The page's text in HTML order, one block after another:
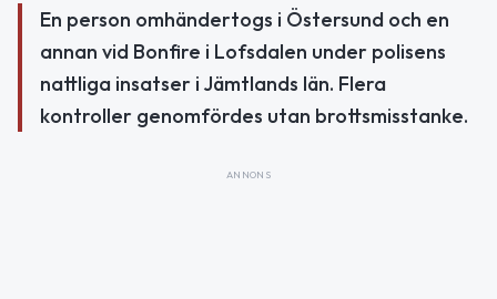
En person omhändertogs i Östersund och en
annan vid Bonfire i Lofsdalen under polisens
nattliga insatser i Jämtlands län. Flera
kontroller genomfördes utan brottsmisstanke.
ANNONS